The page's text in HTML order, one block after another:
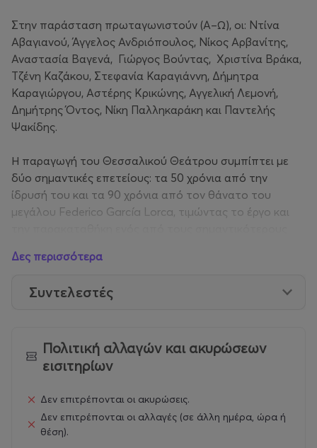
Στην παράσταση πρωταγωνιστούν (Α–Ω), οι: Ντίνα
Αβαγιανού, Άγγελος Ανδριόπουλος, Νίκος Αρβανίτης,
Αναστασία Βαγενά, Γιώργος Βούντας, Χριστίνα Βράκα,
Τζένη Καζάκου, Στεφανία Καραγιάννη, Δήμητρα
Καραγιώργου, Αστέρης Κρικώνης, Αγγελική Λεμονή,
Δημήτρης Όντος, Νίκη Παλληκαράκη και Παντελής
Ψακίδης.
Η παραγωγή του Θεσσαλικού Θεάτρου συμπίπτει με
δύο σημαντικές επετείους: τα 50 χρόνια από την
ίδρυσή του και τα 90 χρόνια από τον θάνατο του
μεγάλου Federico García Lorca, τιμώντας το έργο και
ισπανική ύπαιθρο, πραγματεύεται τον απαγορευμένο
έρωτα, την τιμή των οικογενειών, τον γάμο, το χρήμα,
την ιδιοκτησία που οδηγεί σε βεντέτα, τη μοίρα και την
κοινωνική καταπίεση των γυναικών, σε έναν κόσμο
αυστηρών κανόνων, όπου το πάθος συγκρούεται
αμείλικτα με το καθήκον και την παράδοση.
Δες περισσότερα
Συντελεστές
Πολιτική αλλαγών και ακυρώσεων
εισιτηρίων
Δεν επιτρέπονται οι ακυρώσεις.
Δεν επιτρέπονται οι αλλαγές (σε άλλη ημέρα, ώρα ή
θέση).